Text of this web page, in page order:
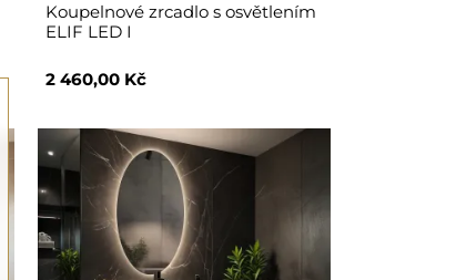
Koupelnové zrcadlo s osvětlením
ELIF LED I
2 460,00 Kč